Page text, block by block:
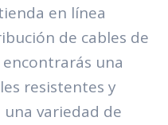
en línea
de cables de
una
resistentes y
variedad de